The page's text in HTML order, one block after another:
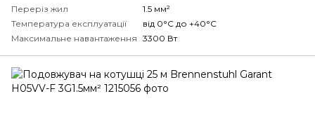
Переріз жил
1.5 мм²
Температура експлуатації
від 0°С до +40°С
Максимальне навантаження 3300 Вт